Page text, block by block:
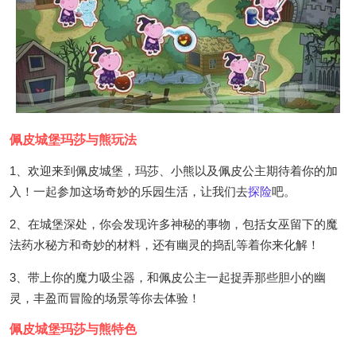
佩皮城堡玛莎与熊玩法
1、欢迎来到佩皮城堡，玛莎、小熊以及佩皮公主期待着你的加
入！一起参加这场奇妙的乐园生活，让我们去探险吧。
2、在城堡深处，你会发现许多神秘的事物，包括女巫留下的魔
法药水秘方和奇妙的材料，还有幽灵的捣乱等着你来化解！
3、带上你的魔力吸尘器，和佩皮公主一起捉弄那些胆小的幽
灵，丰盈而冒险的场景等你去体验！
佩皮城堡玛莎与熊特色